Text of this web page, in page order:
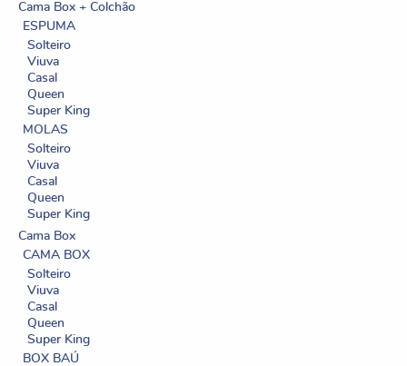
Cama Box + Colchão
ESPUMA
Solteiro
Viuva
Casal
Queen
Super King
MOLAS
Solteiro
Viuva
Casal
Queen
Super King
Cama Box
CAMA BOX
Solteiro
Viuva
Casal
Queen
Super King
BOX BAÚ